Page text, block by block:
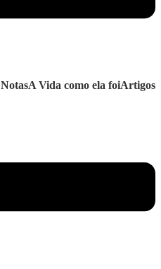
NotasA Vida como ela foiArtigos